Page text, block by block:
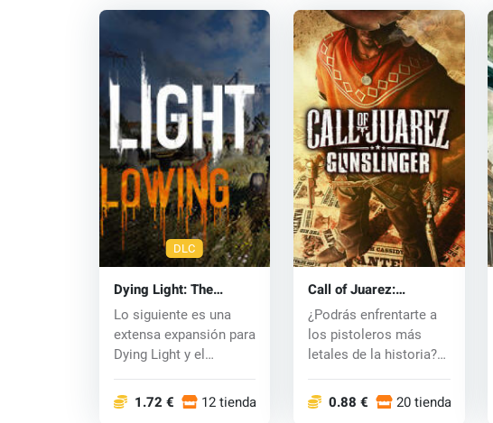
DLC
Dying Light: The
Following (PC) CD key
Lo siguiente es una
extensa expansión para
Dying Light y el
1.72 € 12 tiendas
Call of Juarez:
Gunslinger (PC) CD
key
¿Podrás enfrentarte a
los pistoleros más
letales de la historia?
0.88 € 20 tiendas